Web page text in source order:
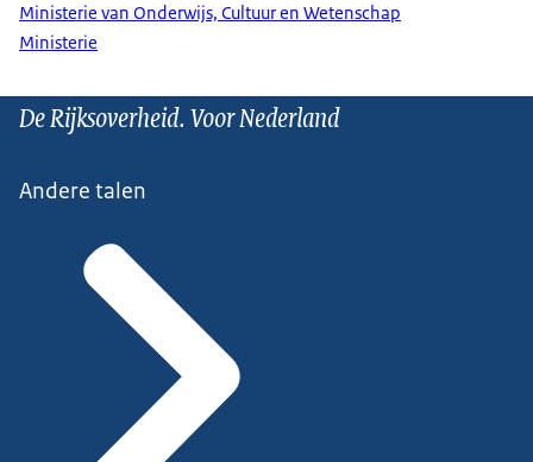
Ministerie van Onderwijs, Cultuur en Wetenschap
Ministerie
De Rijksoverheid. Voor Nederland
Andere talen